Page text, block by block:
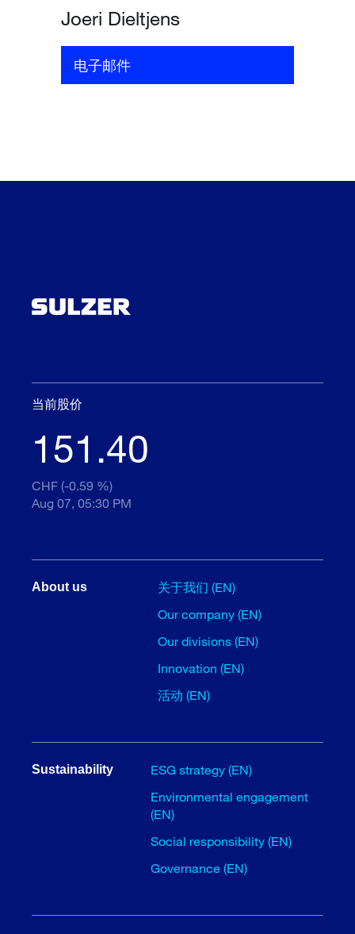
Joeri Dieltjens
电子邮件
当前股价
151.40
CHF (-0.59 %)
Aug 07, 05:30 PM
About us
关于我们 (EN)
Our company (EN)
Our divisions (EN)
Innovation (EN)
活动 (EN)
Sustainability
ESG strategy (EN)
Environmental engagement
(EN)
Social responsibility (EN)
Governance (EN)